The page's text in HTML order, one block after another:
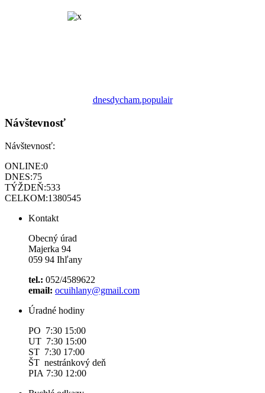
dnesdycham.populair
Návštevnosť
Návštevnosť:
ONLINE:0
DNES:75
TÝŽDEŇ:533
CELKOM:1380545
Kontakt
Obecný úrad
Majerka 94
059 94 Ihľany
tel.: 052/4589622
email: ocuihlany@gmail.com
Úradné hodiny
PO 7:30 15:00
UT 7:30 15:00
ST 7:30 17:00
ŠT nestránkový deň
PIA 7:30 12:00